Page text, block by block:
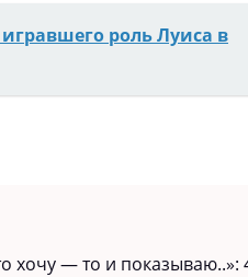
роль Луиса в